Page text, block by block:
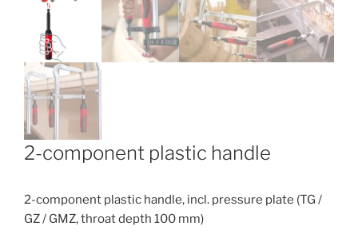
2-component plastic handle
2-component plastic handle, incl. pressure plate (TG /
GZ / GMZ, throat depth 100 mm)